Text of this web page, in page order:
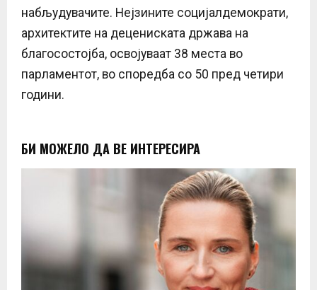
набљудувачите. Нејзините социјалдемократи,
архитектите на децениската држава на
благосостојба, освојуваат 38 места во
парламентот, во споредба со 50 пред четири
години.
БИ МОЖЕЛО ДА ВЕ ИНТЕРЕСИРА